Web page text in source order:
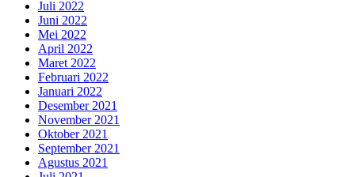
Juli 2022
Juni 2022
Mei 2022
April 2022
Maret 2022
Februari 2022
Januari 2022
Desember 2021
November 2021
Oktober 2021
September 2021
Agustus 2021